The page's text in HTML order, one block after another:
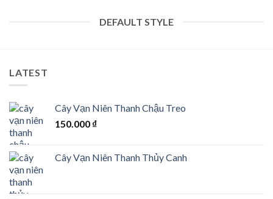
DEFAULT STYLE
LATEST
Cây Vạn Niên Thanh Chậu Treo
150.000 ₫
Cây Vạn Niên Thanh Thủy Canh